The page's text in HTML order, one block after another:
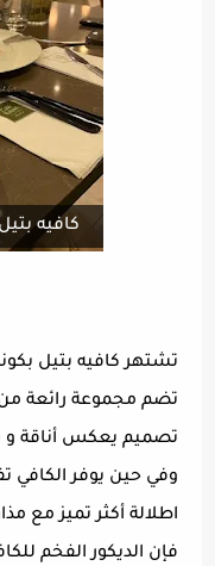
كافيه بتيل
تشتهر كافيه بتيل
تضم مجموعة رائعة من
تصميم يعكس أناقة و
وفي حين يوفر
اطلالة أكثر تميز مع
فإن الديكور الفخم